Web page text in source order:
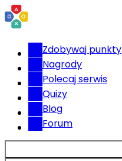
Zdobywaj punkty
Nagrody
Polecaj serwis
Quizy
Blog
Forum